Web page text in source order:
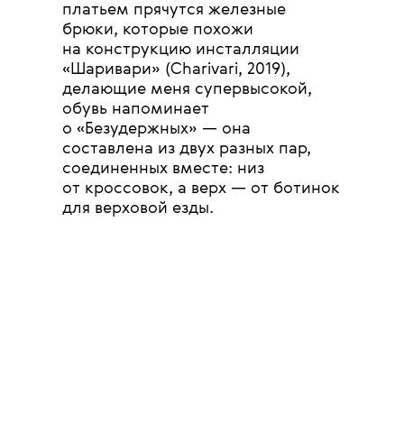
платьем прячутся железные
брюки, которые похожи
на конструкцию инсталляции
«Шаривари» (Charivari, 2019),
делающие меня супервысокой,
обувь напоминает
о «Безудержных» — она
составлена из двух разных пар,
соединенных вместе: низ
от кроссовок, а верх — от ботинок
для верховой езды.